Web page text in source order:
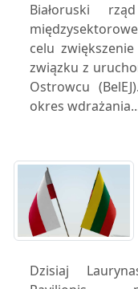
Białoruski
celu
związku z
Ostrowcu
okres
Dzisiaj